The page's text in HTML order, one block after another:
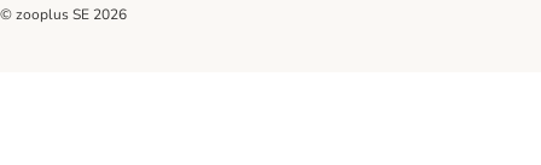
© zooplus SE 2026